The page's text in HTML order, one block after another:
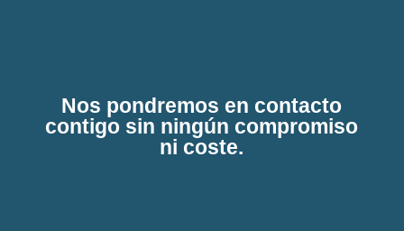
Nos pondremos en contacto
contigo sin ningún compromiso
ni coste.